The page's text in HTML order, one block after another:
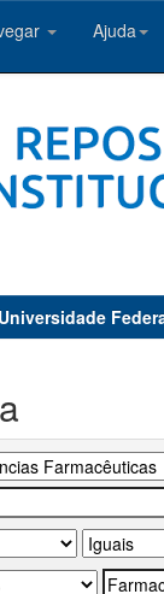
Ajuda